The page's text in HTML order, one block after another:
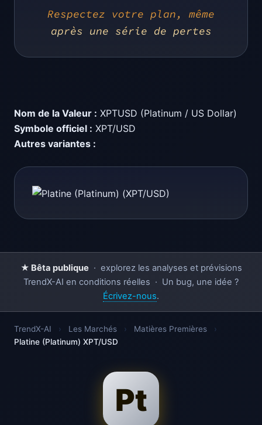
Respectez votre plan, même
après une série de pertes
Nom de la Valeur : XPTUSD (Platinum / US Dollar)
Symbole officiel : XPT/USD
Autres variantes :
★ Bêta publique· explorez les analyses et prévisions
TrendX-AI en conditions réelles · Un bug, une idée ?
Écrivez-nous.
TrendX-AI › Les Marchés › Matières Premières
›
Platine (Platinum) XPT/USD
Pt